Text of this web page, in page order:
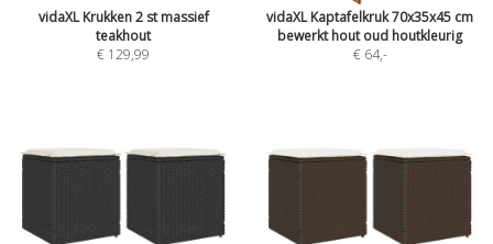
vidaXL Krukken 2 st massief
teakhout
€ 129,99
vidaXL Kaptafelkruk 70x35x45 cm
bewerkt hout oud houtkleurig
€ 64,-